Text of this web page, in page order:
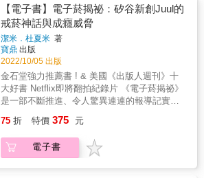
傳承工具的特性，並根據自身家族企業的實際
情況選擇最適合的傳承方式。──蔡榮騰，臺灣
上市櫃公司協會榮譽理事長從法學角度切入，
並加入實際個案，使家族成員可以運用實務工
具，配合傳承藝術，讓家族傳承得以順利，讓
創業精神可以永續。──蔡鴻青，臺灣董事學會
發起人
標準」是什麼？從企業DNA和日常工作貫徹
「顧客中心主義」。 &bull;貝佐斯在餐巾紙上
畫的飛輪圖：各國的共通點就是「簡單」，重
複實行極度簡單的商業模式，積極致力於提高
顧客滿意度的三大支柱。 &bull;亞馬遜的「強
項」是什麼？Amazon Prime、亞馬遜市集、全
球開店的亞馬遜夢想、亞馬遜貸款計畫、高品
質物流體系等。 &bull;亞馬遜人的常識與人才
與行事圭臬。目標設定必須「SMART」，秉持
三個公平，執行嚴謹的人事評估。 &bull;永遠
保持第一天心態：強力又巧妙的企業治理與企
業文化；金字塔型升級呈報系統；業績分析重
疫情嚇壞了民眾，更促使美國FDA對電子菸產
品的審查趨於嚴格。根據規定，電子菸商必須
證明其產品有助於成年癮君子戒除菸癮，而且
青少年也不致成癮；然而FDA認為，Juul不僅
未能提供充分證據，連它提出的內部研究都
「互相矛盾」，於是在2022年6月對Juul開鍘，
發布拒絕銷售命令（MDOs）。一時之間，Juul
前途未卜。 曾經引領風潮的Juul為何崩壞，被
視為愚弄父母、讓孩子上癮的邪惡帝國，淪落
到估值腰斬、大幅裁員的地步？一切要從一次
波文是史丹佛兩個胸懷大志的研究生，兩人在
課後的吞雲吐霧之間夢想一種戒菸方式，最後
的成品就是Juul：一個外型時尚摩登的裝置，
【電子書】電子菸揭祕：矽谷新創Juul的
戒菸神話與成癮威脅
潔米．杜夏米 著
寶鼎 出版
2022/10/05 出版
金石堂強力推薦書 ! & 美國《出版人週刊》十
大好書 Netflix即將翻拍紀錄片 《電子菸揭祕》
是一部不斷推進、令人驚異連連的報導記實，
種新型成癮商品的誕生：Juul電子菸。 & Juul
靠著新穎又便利的商品設計，被喻為「電子菸
界的iPhone」，透過社群媒體網紅與名流明星
75 折 特價 375 元
電子書